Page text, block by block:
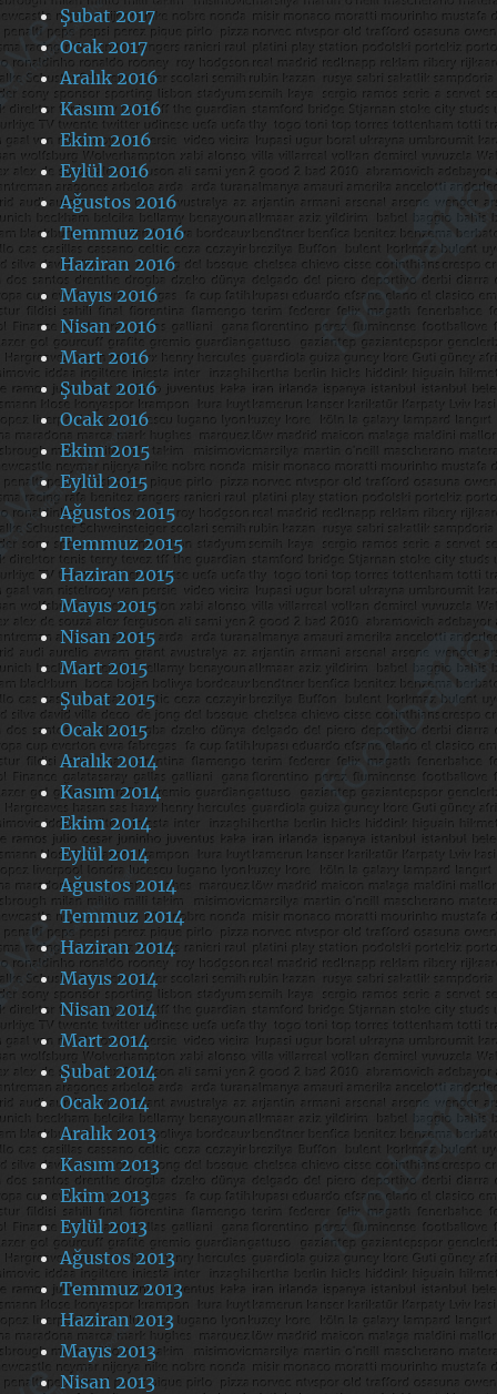
Şubat 2017
Ocak 2017
Aralık 2016
Kasım 2016
Ekim 2016
Eylül 2016
Ağustos 2016
Temmuz 2016
Haziran 2016
Mayıs 2016
Nisan 2016
Mart 2016
Şubat 2016
Ocak 2016
Ekim 2015
Eylül 2015
Ağustos 2015
Temmuz 2015
Haziran 2015
Mayıs 2015
Nisan 2015
Mart 2015
Şubat 2015
Ocak 2015
Aralık 2014
Kasım 2014
Ekim 2014
Eylül 2014
Ağustos 2014
Temmuz 2014
Haziran 2014
Mayıs 2014
Nisan 2014
Mart 2014
Şubat 2014
Ocak 2014
Aralık 2013
Kasım 2013
Ekim 2013
Eylül 2013
Ağustos 2013
Temmuz 2013
Haziran 2013
Mayıs 2013
Nisan 2013